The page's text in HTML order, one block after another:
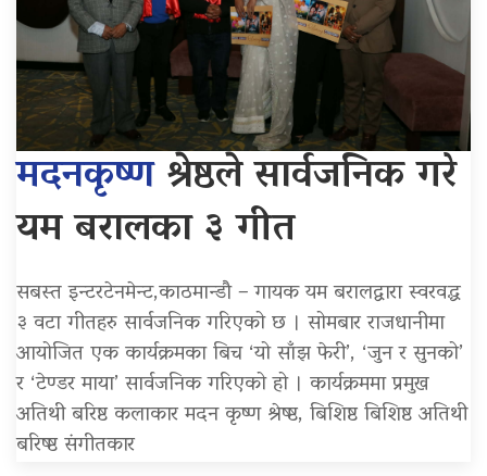
मदनकृष्णश्रेष्ठले सार्वजनिक गरे
यम बरालका ३ गीत
सबस्त इन्टरटेनमेन्ट,काठमान्डौ – गायक यम बरालद्वारा स्वरवद्ध
३ वटा गीतहरु सार्वजनिक गरिएको छ । सोमबार राजधानीमा
आयोजित एक कार्यक्रमका बिच ‘यो साँझ फेरी’, ‘जुन र सुनको’
र ‘टेण्डर माया’ सार्वजनिक गरिएको हो । कार्यक्रममा प्रमुख
अतिथी बरिष्ठ कलाकार मदन कृष्ण श्रेष्ष्ठ, बिशिष्ठ बिशिष्ठ अतिथी
बरिष्ष्ठ संगीतकार